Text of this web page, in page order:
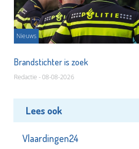
Nieuws
Brandstichter is zoek
Redactie - 08-08-2026
Lees ook
Vlaardingen24